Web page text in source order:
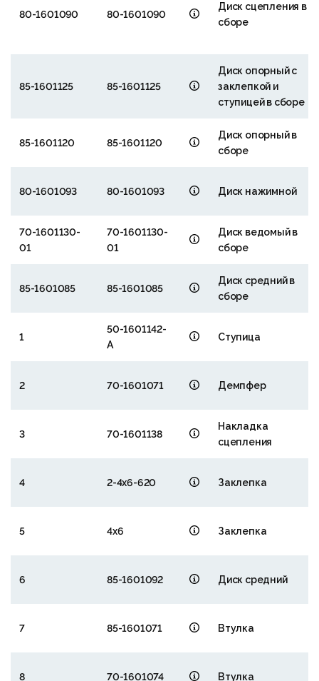
80-1601090 80-1601090
Диск сцепления в
сборе
85-1601125 85-1601125
Диск опорный с
заклепкой и
ступицей в сборе
85-1601120 85-1601120
Диск опорный в
сборе
80-1601093 80-1601093 Диск нажимной
70-1601130-
01
70-1601130-
01
Диск ведомый в
сборе
85-1601085 85-1601085
Диск средний в
сборе
1
50-1601142-
А
Ступица
2 70-1601071 Демпфер
3 70-1601138
Накладка
сцепления
4 2-4х6-620 Заклепка
5 4х6 Заклепка
6 85-1601092 Диск средний
7 85-1601071 Втулка
8 70-1601074 Втулка